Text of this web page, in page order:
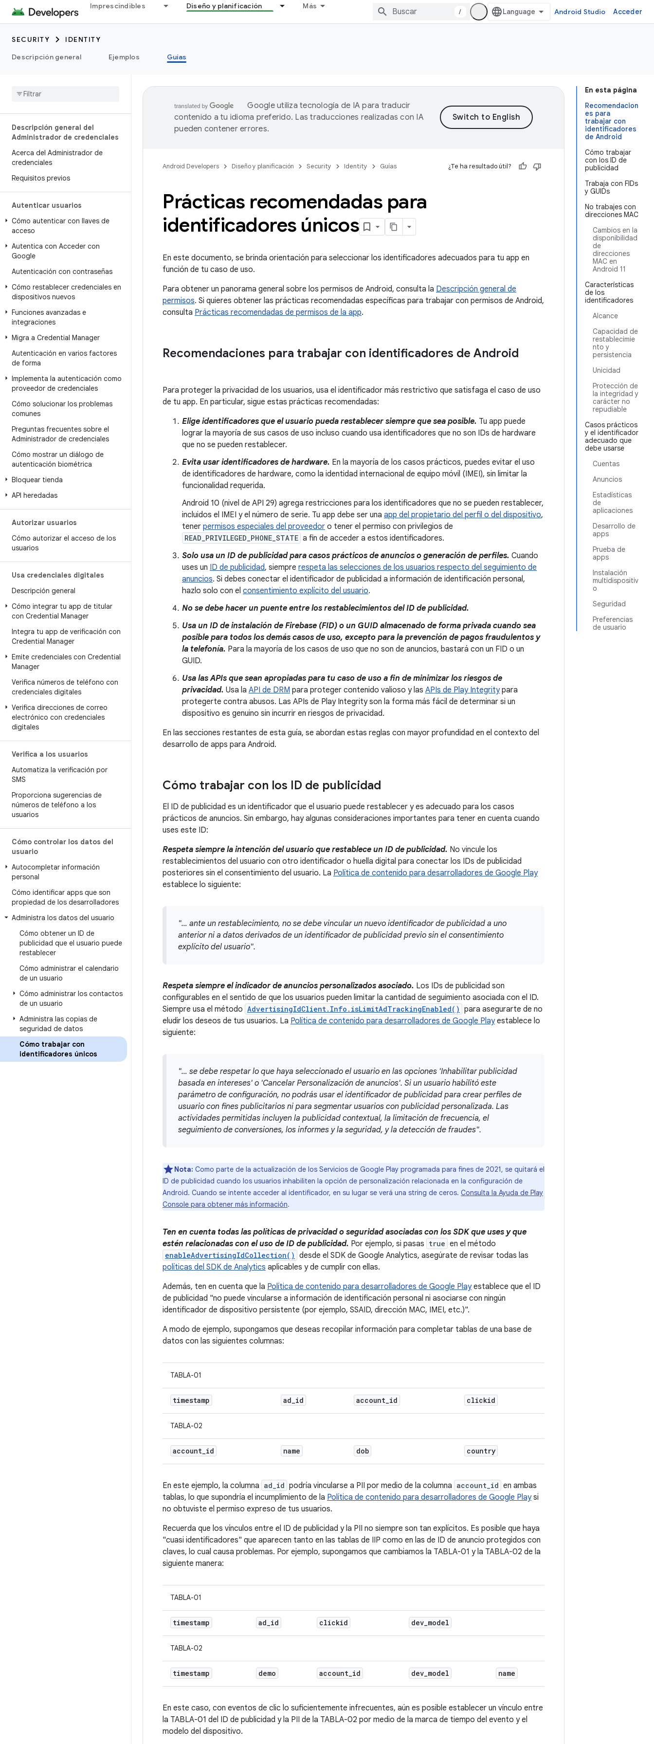
Imprescindibles Diseño y planificación Más
/ Android Studio Acceder
SECURITY
IDENTITY
Descripción general
Ejemplos Guías
Descripción general del
Administrador de credenciales
Acerca del Administrador de
credenciales
Requisitos previos
Autenticar usuarios
Cómo autenticar con llaves de
acceso
Autentica con Acceder con
Google
Autenticación con contraseñas
Cómo restablecer credenciales en
dispositivos nuevos
Funciones avanzadas e
integraciones
Migra a Credential Manager
Autenticación en varios factores
de forma
Implementa la autenticación como
proveedor de credenciales
Cómo solucionar los problemas
comunes
Preguntas frecuentes sobre el
Administrador de credenciales
Cómo mostrar un diálogo de
autenticación biométrica
Bloquear tienda
API heredadas
Autorizar usuarios
Cómo autorizar el acceso de los
usuarios
Usa credenciales digitales
Descripción general
Cómo integrar tu app de titular
con Credential Manager
Integra tu app de verificación con
Credential Manager
Emite credenciales con Credential
Manager
Verifica números de teléfono con
credenciales digitales
Verifica direcciones de correo
electrónico con credenciales
digitales
Verifica a los usuarios
Automatiza la verificación por
SMS
Proporciona sugerencias de
números de teléfono a los
usuarios
Cómo controlar los datos del
usuario
Autocompletar información
personal
Cómo identificar apps que son
propiedad de los desarrolladores
Administra los datos del usuario
Cómo obtener un ID de
publicidad que el usuario puede
restablecer
Cómo administrar el calendario
de un usuario
Cómo administrar los contactos
de un usuario
Administra las copias de
seguridad de datos
Cómo trabajar con
identificadores únicos
En esta página
Recomendacion
es para
trabajar con
identificadores
de Android
Cómo trabajar
con los ID de
publicidad
Trabaja con FIDs
y GUIDs
No trabajes con
direcciones MAC
Cambios en la
disponibilidad
de
direcciones
MAC en
Android 11
Características
de los
identificadores
Alcance
Capacidad de
restablecimie
nto y
persistencia
Unicidad
Protección de
la integridad y
carácter no
repudiable
Casos prácticos
y el identificador
adecuado que
debe usarse
Cuentas
Anuncios
Estadísticas
de
aplicaciones
Desarrollo de
apps
Prueba de
apps
Instalación
multidispositiv
o
Seguridad
Preferencias
de usuario
Google utiliza tecnología de IA para traducir
contenido a tu idioma preferido. Las traducciones realizadas con IA
pueden contener errores.
Android Developers Diseño y planificación Security Identity Guías ¿Te ha resultado útil?
Prácticas recomendadas para
identificadores únicos
En este documento, se brinda orientación para seleccionar los identificadores adecuados para tu app en
función de tu caso de uso.
Para obtener un panorama general sobre los permisos de Android, consulta la Descripción general de
permisos. Si quieres obtener las prácticas recomendadas específicas para trabajar con permisos de Android,
consulta Prácticas recomendadas de permisos de la app.
Recomendaciones para trabajar con identificadores de Android
Para proteger la privacidad de los usuarios, usa el identificador más restrictivo que satisfaga el caso de uso
de tu app. En particular, sigue estas prácticas recomendadas:
Elige identificadores que el usuario pueda restablecer siempre que sea posible. Tu app puede
lograr la mayoría de sus casos de uso incluso cuando usa identificadores que no son IDs de hardware
que no se pueden restablecer.
Evita usar identificadores de hardware. En la mayoría de los casos prácticos, puedes evitar el uso
de identificadores de hardware, como la identidad internacional de equipo móvil (IMEI), sin limitar la
funcionalidad requerida.
Android 10 (nivel de API 29) agrega restricciones para los identificadores que no se pueden restablecer,
incluidos el IMEI y el número de serie. Tu app debe ser una app del propietario del perfil o del dispositivo,
tener permisos especiales del proveedor o tener el permiso con privilegios de
READ_PRIVILEGED_PHONE_STATE a fin de acceder a estos identificadores.
Solo usa un ID de publicidad para casos prácticos de anuncios o generación de perfiles. Cuando
uses un ID de publicidad, siempre respeta las selecciones de los usuarios respecto del seguimiento de
anuncios. Si debes conectar el identificador de publicidad a información de identificación personal,
hazlo solo con el consentimiento explícito del usuario.
No se debe hacer un puente entre los restablecimientos del ID de publicidad.
Usa un ID de instalación de Firebase (FID) o un GUID almacenado de forma privada cuando sea
posible para todos los demás casos de uso, excepto para la prevención de pagos fraudulentos y
la telefonía. Para la mayoría de los casos de uso que no son de anuncios, bastará con un FID o un
GUID.
Usa las APIs que sean apropiadas para tu caso de uso a fin de minimizar los riesgos de
privacidad. Usa la API de DRM para proteger contenido valioso y las APIs de Play Integritypara
protegerte contra abusos. Las APIs de Play Integrity son la forma más fácil de determinar si un
dispositivo es genuino sin incurrir en riesgos de privacidad.
En las secciones restantes de esta guía, se abordan estas reglas con mayor profundidad en el contexto del
desarrollo de apps para Android.
Cómo trabajar con los ID de publicidad
El ID de publicidad es un identificador que el usuario puede restablecer y es adecuado para los casos
prácticos de anuncios. Sin embargo, hay algunas consideraciones importantes para tener en cuenta cuando
uses este ID:
Respeta siempre la intención del usuario que restablece un ID de publicidad. No vincule los
restablecimientos del usuario con otro identificador o huella digital para conectar los IDs de publicidad
posteriores sin el consentimiento del usuario. La Política de contenido para desarrolladores de Google Play
establece lo siguiente:
"… ante un restablecimiento, no se debe vincular un nuevo identificador de publicidad a uno
anterior ni a datos derivados de un identificador de publicidad previo sin el consentimiento
explícito del usuario".
Respeta siempre el indicador de anuncios personalizados asociado. Los IDs de publicidad son
configurables en el sentido de que los usuarios pueden limitar la cantidad de seguimiento asociada con el ID.
Siempre usa el método AdvertisingIdClient.Info.isLimitAdTrackingEnabled() para asegurarte de no
eludir los deseos de tus usuarios. La Política de contenido para desarrolladores de Google Playestablece lo
siguiente:
"… se debe respetar lo que haya seleccionado el usuario en las opciones 'Inhabilitar publicidad
basada en intereses' o 'Cancelar Personalización de anuncios'. Si un usuario habilitó este
parámetro de configuración, no podrás usar el identificador de publicidad para crear perfiles de
usuario con fines publicitarios ni para segmentar usuarios con publicidad personalizada. Las
actividades permitidas incluyen la publicidad contextual, la limitación de frecuencia, el
seguimiento de conversiones, los informes y la seguridad, y la detección de fraudes".
Nota: Como parte de la actualización de los Servicios de Google Play programada para fines de 2021, se quitará el
ID de publicidad cuando los usuarios inhabiliten la opción de personalización relacionada en la configuración de
Android. Cuando se intente acceder al identificador, en su lugar se verá una string de ceros. Consulta la Ayuda de Play
Console para obtener más información.
Ten en cuenta todas las políticas de privacidad o seguridad asociadas con los SDK que uses y que
estén relacionadas con el uso de ID de publicidad. Por ejemplo, si pasas true en el método
enableAdvertisingIdCollection() desde el SDK de Google Analytics, asegúrate de revisar todas las
políticas del SDK de Analytics aplicables y de cumplir con ellas.
Además, ten en cuenta que la Política de contenido para desarrolladores de Google Playestablece que el ID
de publicidad "no puede vincularse a información de identificación personal ni asociarse con ningún
identificador de dispositivo persistente (por ejemplo, SSAID, dirección MAC, IMEI, etc.)".
A modo de ejemplo, supongamos que deseas recopilar información para completar tablas de una base de
datos con las siguientes columnas:
TABLA-01
timestamp ad_id account_id clickid
TABLA-02
account_id name dob country
En este ejemplo, la columna ad_id podría vincularse a PII por medio de la columna account_id en ambas
tablas, lo que supondría el incumplimiento de la Política de contenido para desarrolladores de Google Playsi
no obtuviste el permiso expreso de tus usuarios.
Recuerda que los vínculos entre el ID de publicidad y la PII no siempre son tan explícitos. Es posible que haya
"cuasi identificadores" que aparecen tanto en las tablas de IIP como en las de ID de anuncio protegidos con
claves, lo cual causa problemas. Por ejemplo, supongamos que cambiamos la TABLA-01 y la TABLA-02 de la
siguiente manera:
TABLA-01
timestamp ad_id clickid dev_model
TABLA-02
timestamp demo account_id dev_model name
En este caso, con eventos de clic lo suficientemente infrecuentes, aún es posible establecer un vínculo entre
la TABLA-01 del ID de publicidad y la PII de la TABLA-02 por medio de la marca de tiempo del evento y el
modelo del dispositivo.